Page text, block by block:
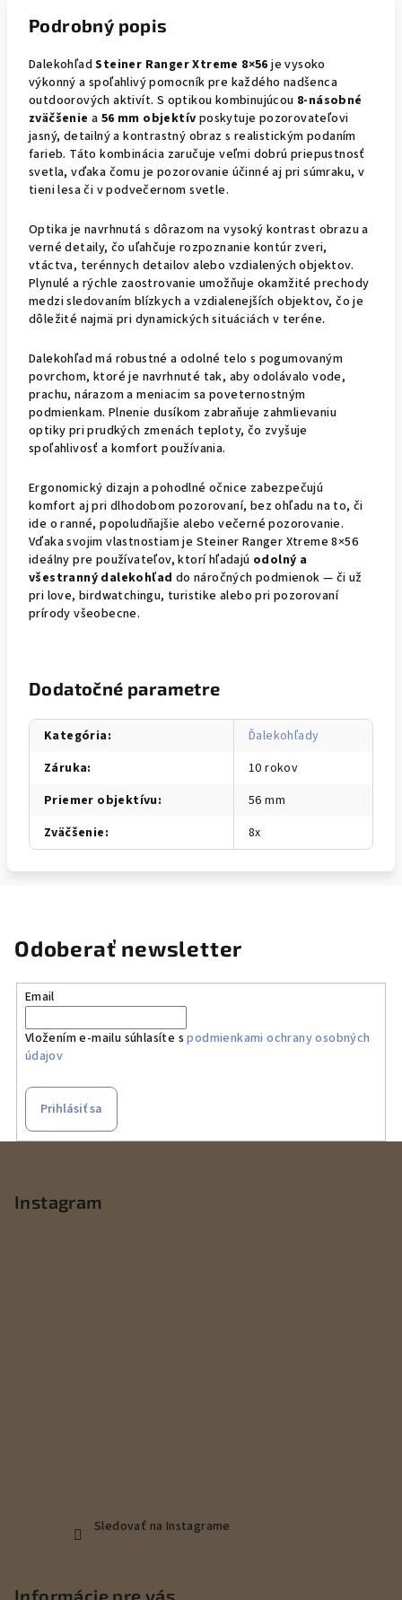
Podrobný popis
DalekohľadSteiner Ranger Xtreme 8×56je vysoko
výkonný a spoľahlivý pomocník pre každého nadšenca
outdoorových aktivít. S optikou kombinujúcou 8-násobné
zväčšenie a 56 mm objektív poskytuje pozorovateľovi
jasný, detailný a kontrastný obraz s realistickým podaním
farieb. Táto kombinácia zaručuje veľmi dobrú priepustnosť
svetla, vďaka čomu je pozorovanie účinné aj pri súmraku, v
tieni lesa či v podvečernom svetle.
Optika je navrhnutá s dôrazom na vysoký kontrast obrazu a
verné detaily, čo uľahčuje rozpoznanie kontúr zveri,
vtáctva, terénnych detailov alebo vzdialených objektov.
Plynulé a rýchle zaostrovanie umožňuje okamžité prechody
medzi sledovaním blízkych a vzdialenejších objektov, čo je
dôležité najmä pri dynamických situáciách v teréne.
Dalekohľad má robustné a odolné telo s pogumovaným
povrchom, ktoré je navrhnuté tak, aby odolávalo vode,
prachu, nárazom a meniacim sa poveternostným
podmienkam. Plnenie dusíkom zabraňuje zahmlievaniu
optiky pri prudkých zmenách teploty, čo zvyšuje
spoľahlivosť a komfort používania.
Ergonomický dizajn a pohodlné očnice zabezpečujú
komfort aj pri dlhodobom pozorovaní, bez ohľadu na to, či
ide o ranné, popoludňajšie alebo večerné pozorovanie.
Vďaka svojim vlastnostiam je Steiner Ranger Xtreme 8×56
ideálny pre používateľov, ktorí hľadajú odolný a
všestranný dalekohľad do náročných podmienok — či už
pri love, birdwatchingu, turistike alebo pri pozorovaní
prírody všeobecne.
Dodatočné parametre
Kategória:
Ďalekohľady
Záruka:
10 rokov
Priemer objektívu:
56 mm
Zväčšenie: 8x
Odoberať newsletter
Email
Vložením e-mailu súhlasíte spodmienkami ochrany osobných
údajov
Prihlásiť sa
Instagram
Sledovať na Instagrame